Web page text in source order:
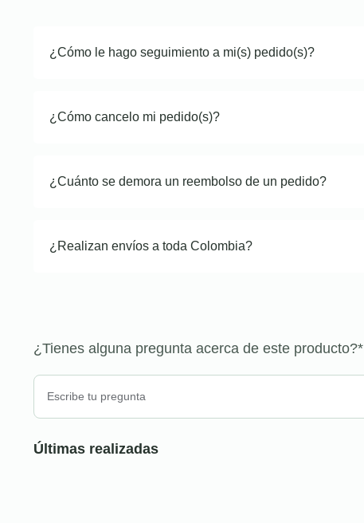
¿Cómo le hago seguimiento a mi(s) pedido(s)?
¿Cómo cancelo mi pedido(s)?
¿Cuánto se demora un reembolso de un pedido?
¿Realizan envíos a toda Colombia?
¿Tienes alguna pregunta acerca de este producto?*
Últimas realizadas